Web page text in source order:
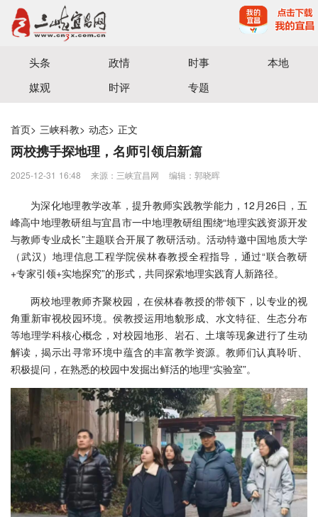
宜昌三峡融媒体中心主办
头条 政情 时事
本地
媒观
时评 专题
首页> 三峡科教> 动态> 正文
两校携手探地理，名师引领启新篇
2025-12-31 16:48 来源：三峡宜昌网 编辑：郭晓晖
为深化地理教学改革，提升教师实践教学能力，12月26日，五
峰高中地理教研组与宜昌市一中地理教研组围绕“地理实践资源开发
与教师专业成长”主题联合开展了教研活动。活动特邀中国地质大学
（武汉）地理信息工程学院侯林春教授全程指导，通过“联合教研
+专家引领+实地探究”的形式，共同探索地理实践育人新路径。
两校地理教师齐聚校园，在侯林春教授的带领下，以专业的视
角重新审视校园环境。侯教授运用地貌形成、水文特征、生态分布
等地理学科核心概念，对校园地形、岩石、土壤等现象进行了生动
解读，揭示出寻常环境中蕴含的丰富教学资源。教师们认真聆听、
积极提问，在熟悉的校园中发掘出鲜活的地理“实验室”。